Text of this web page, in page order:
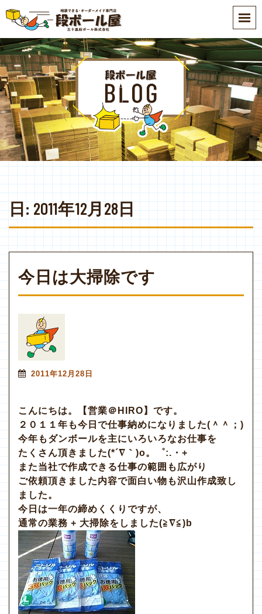
p
t
o
m
a
i
n
c
o
n
e
n
t
日:2011年12月28日
今日は大掃除です
2011年12月28日
こんにちは。【営業＠HIRO】です。
２０１１年も今日で仕事納めになりました(＾＾；)
今年もダンボールを主にいろいろなお仕事を
たくさん頂きました(*´∇｀)o。゜:.・+
また当社で作成できる仕事の範囲も広がり
ご依頼頂きました内容で面白い物も沢山作成致し
ました。
今日は一年の締めくくりですが、
通常の業務 + 大掃除をしました(≧∇≦)b